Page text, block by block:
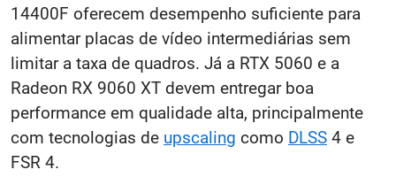
14400F oferecem desempenho suficiente para
alimentar placas de vídeo intermediárias sem
limitar a taxa de quadros. Já a RTX 5060 e a
Radeon RX 9060 XT devem entregar boa
performance em qualidade alta, principalmente
com tecnologias de upscaling como DLSS 4 e
FSR 4.